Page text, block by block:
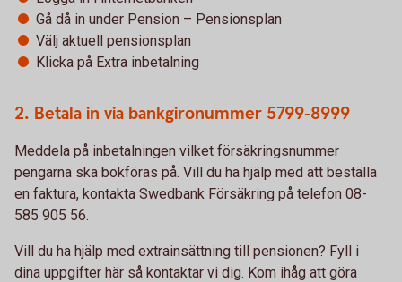
Gå då in under Pension – Pensionsplan
Välj aktuell pensionsplan
Klicka på Extra inbetalning
2. Betala in via bankgironummer 5799-8999
Meddela på inbetalningen vilket försäkringsnummer
pengarna ska bokföras på. Vill du ha hjälp med att beställa
en faktura, kontakta Swedbank Försäkring på telefon 08-
585 905 56.
Vill du ha hjälp med extrainsättning till pensionen? Fyll i
dina uppgifter här så kontaktar vi dig. Kom ihåg att göra